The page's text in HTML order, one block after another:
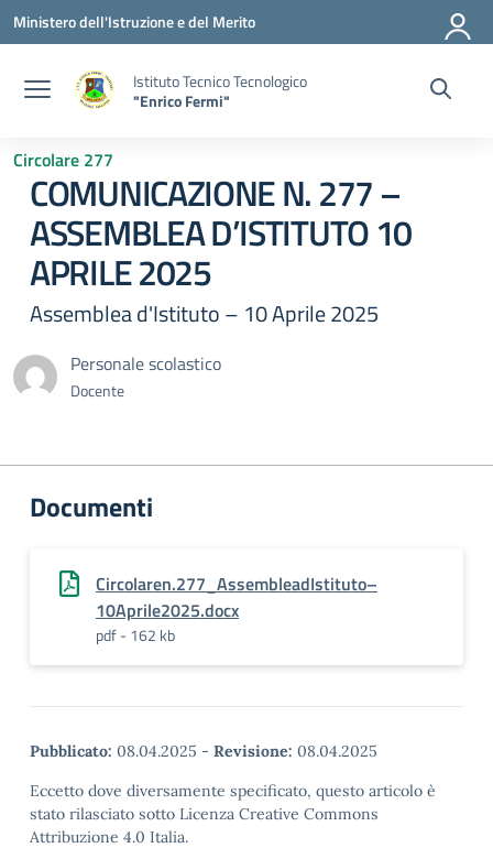
Vai ai contenuti
Vai al menu di navigazione
Vai al footer
Ministero dell'Istruzione e del Merito
Istituto Tecnico Tecnologico
"Enrico Fermi"
Circolare 277
COMUNICAZIONE N. 277 –
ASSEMBLEA D’ISTITUTO 10
APRILE 2025
Assemblea d'Istituto – 10 Aprile 2025
Personale scolastico
Docente
Documenti
Circolaren.277_AssembleadIstituto–
10Aprile2025.docx
pdf - 162 kb
Pubblicato: 08.04.2025 - Revisione: 08.04.2025
Eccetto dove diversamente specificato, questo articolo è
stato rilasciato sotto Licenza Creative Commons
Attribuzione 4.0 Italia.